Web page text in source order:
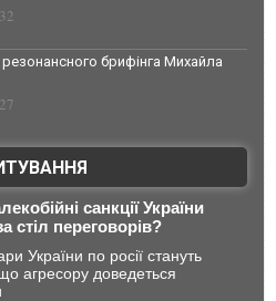
брифінга Михайла
санкції України
стіл переговорів?
України по росії стануть
агресору доведеться